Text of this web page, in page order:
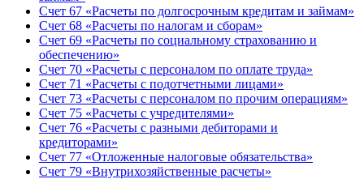
Счет 67 «Расчеты по долгосрочным кредитам и займам»
Счет 68 «Расчеты по налогам и сборам»
Счет 69 «Расчеты по социальному страхованию и
обеспечению»
Счет 70 «Расчеты с персоналом по оплате труда»
Счет 71 «Расчеты с подотчетными лицами»
Счет 73 «Расчеты с персоналом по прочим операциям»
Счет 75 «Расчеты с учредителями»
Счет 76 «Расчеты с разными дебиторами и
кредиторами»
Счет 77 «Отложенные налоговые обязательства»
Счет 79 «Внутрихозяйственные расчеты»